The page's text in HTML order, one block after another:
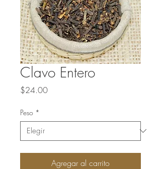
Clavo Entero
$24.00Precio
Peso *
Agregar al carrito